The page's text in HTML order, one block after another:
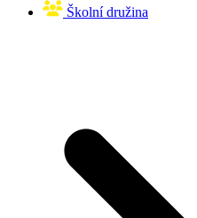
Školní družina